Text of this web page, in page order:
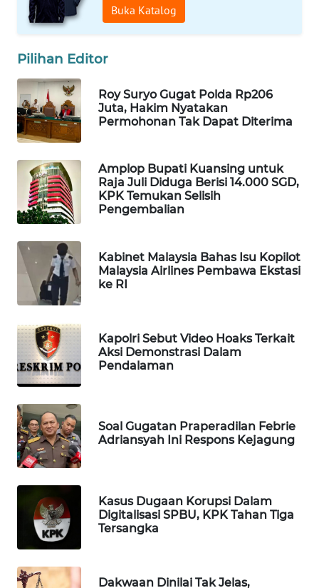
Buka Katalog
Pilihan Editor
Roy Suryo Gugat Polda Rp206
Juta, Hakim Nyatakan
Permohonan Tak Dapat Diterima
Amplop Bupati Kuansing untuk
Raja Juli Diduga Berisi 14.000 SGD,
KPK Temukan Selisih
Pengembalian
Kabinet Malaysia Bahas Isu Kopilot
Malaysia Airlines Pembawa Ekstasi
ke RI
Kapolri Sebut Video Hoaks Terkait
Aksi Demonstrasi Dalam
Pendalaman
Soal Gugatan Praperadilan Febrie
Adriansyah Ini Respons Kejagung
Kasus Dugaan Korupsi Dalam
Digitalisasi SPBU, KPK Tahan Tiga
Tersangka
Dakwaan Dinilai Tak Jelas,
WAHANA
UMKM
SELEB
WAHANA
PERSONA
WAHANA
OTOMOTIF
HEALTH
WAHANA
DESA
LAPAK
WAHANA
Wahana
Network
KONSUMEN
LISTRIK
MASYARAKAT
KELISTRIKAN
ID